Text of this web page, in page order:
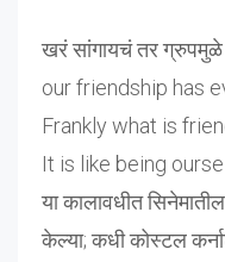
खरं सांगायचं तर
our friendship has
Frankly what is
It is like being
या कालावधीत
केल्या; कधी कोस्टल